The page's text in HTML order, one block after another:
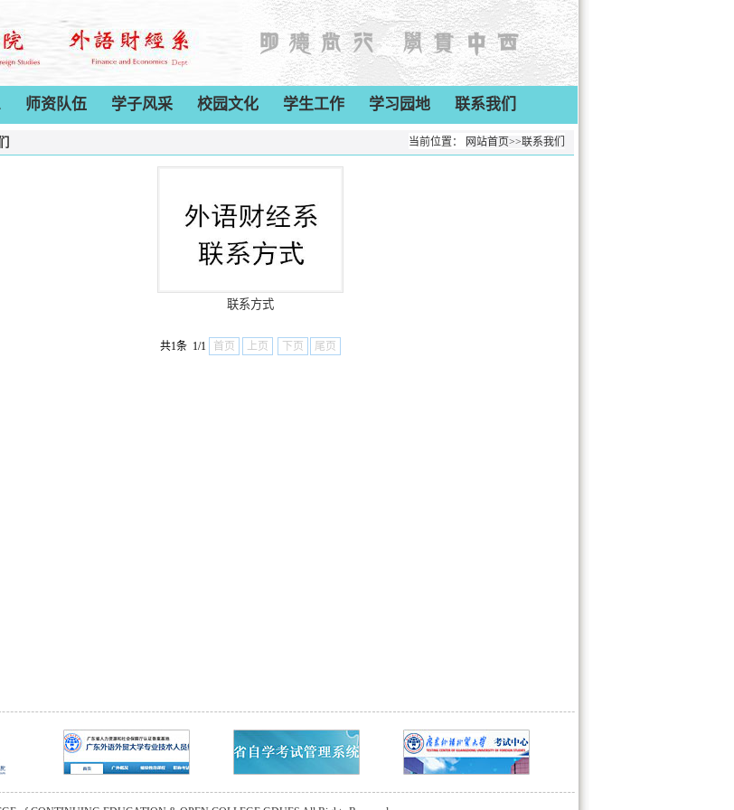
师资队伍 学子风采 校园文化 学生工作 学习园地 联系我们
当前位置： 网站首页>>联系我们
联系方式
共1条 1/1 首页 上页 下页 尾页